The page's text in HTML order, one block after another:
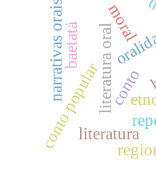
literatura oral
conto popularconto
narrativas orais moral
baetatá
literatura